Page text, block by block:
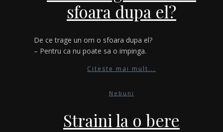
sfoara dupa el?
De ce trage un om o sfoara dupa el?
– Pentru ca nu poate sa o impinga.
Citeste mai mult...
Nebuni
Straini la o bere